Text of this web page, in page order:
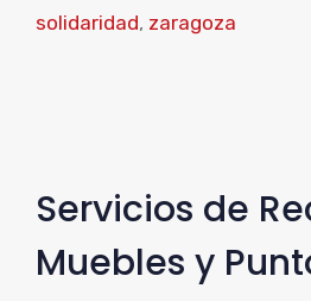
solidaridad, zaragoza
Servicios de
Muebles y